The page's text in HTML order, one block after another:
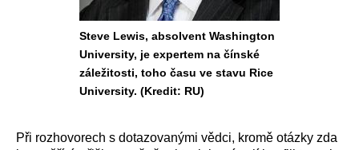
Steve Lewis, absolvent Washington
University, je expertem na čínské
záležitosti, toho času ve stavu Rice
University. (Kredit: RU)
Při rozhovorech s dotazovanými vědci, kromě otázky zda